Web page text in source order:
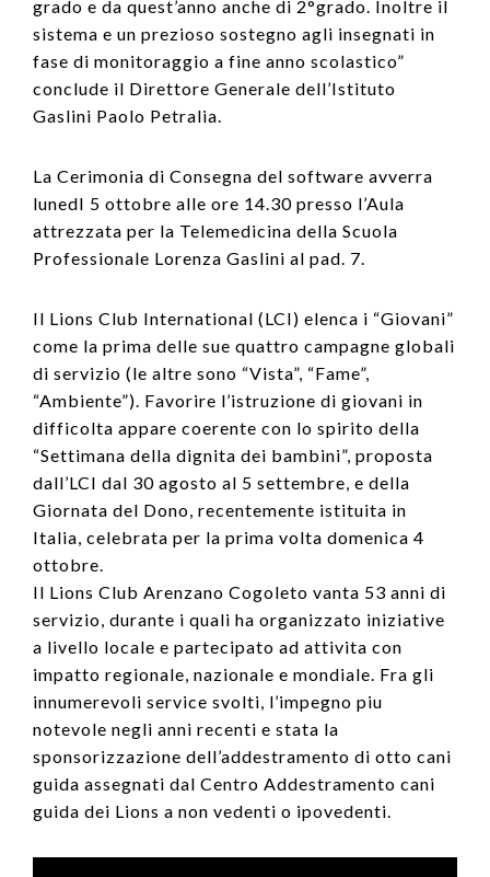
grado e da quest’anno anche di 2°grado. Inoltre il
sistema e un prezioso sostegno agli insegnati in
fase di monitoraggio a fine anno scolastico”
conclude il Direttore Generale dell’Istituto
Gaslini Paolo Petralia.
La Cerimonia di Consegna del software avverra
lunedI 5 ottobre alle ore 14.30 presso l’Aula
attrezzata per la Telemedicina della Scuola
Professionale Lorenza Gaslini al pad. 7.
Il Lions Club International (LCI) elenca i “Giovani”
come la prima delle sue quattro campagne globali
di servizio (le altre sono “Vista”, “Fame”,
“Ambiente”). Favorire l’istruzione di giovani in
difficolta appare coerente con lo spirito della
“Settimana della dignita dei bambini”, proposta
dall’LCI dal 30 agosto al 5 settembre, e della
Giornata del Dono, recentemente istituita in
Italia, celebrata per la prima volta domenica 4
ottobre.
Il Lions Club Arenzano Cogoleto vanta 53 anni di
servizio, durante i quali ha organizzato iniziative
a livello locale e partecipato ad attivita con
impatto regionale, nazionale e mondiale. Fra gli
innumerevoli service svolti, l’impegno piu
notevole negli anni recenti e stata la
sponsorizzazione dell’addestramento di otto cani
guida assegnati dal Centro Addestramento cani
guida dei Lions a non vedenti o ipovedenti.